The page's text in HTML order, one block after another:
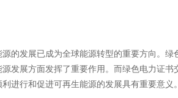
的发展已成为全球能源转型的重要方向。绿
发展方面发挥了重要作用。而绿色电力证书
进行和促进可再生能源的发展具有重要意义。